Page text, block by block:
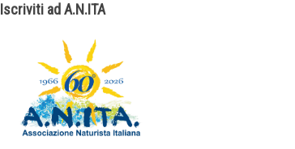
Iscriviti ad A.N.ITA